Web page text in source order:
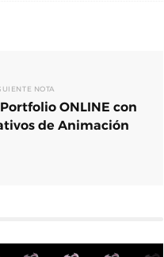
NOTA
ONLINE con
de Animación